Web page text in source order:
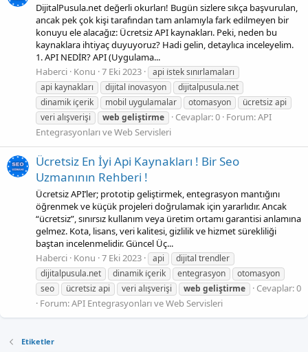
DijitalPusula.net değerli okurları! Bugün sizlere sıkça başvurulan,
ancak pek çok kişi tarafından tam anlamıyla fark edilmeyen bir
konuyu ele alacağız: Ücretsiz API kaynakları. Peki, neden bu
kaynaklara ihtiyaç duyuyoruz? Hadi gelin, detaylıca inceleyelim.
1. API NEDİR? API (Uygulama...
Haberci Konu 7 Eki 2023
api i̇stek sınırlamaları
api kaynakları
dijital i̇novasyon
dijitalpusula.net
dinamik i̇çerik
mobil uygulamalar otomasyon
ücretsiz api
veri alışverişi
web geliştirme Cevaplar: 0 Forum:API
Entegrasyonları ve Web Servisleri
Ücretsiz En İyi Api Kaynakları ! Bir Seo
Uzmanının Rehberi !
Ücretsiz API’ler; prototip geliştirmek, entegrasyon mantığını
öğrenmek ve küçük projeleri doğrulamak için yararlıdır. Ancak
“ücretsiz”, sınırsız kullanım veya üretim ortamı garantisi anlamına
gelmez. Kota, lisans, veri kalitesi, gizlilik ve hizmet sürekliliği
baştan incelenmelidir. Güncel Üç...
Haberci Konu 7 Eki 2023 api
dijital trendler
dijitalpusula.net
dinamik i̇çerik entegrasyon
otomasyon
seo
ücretsiz api veri alışverişi web geliştirme
Cevaplar: 0
Forum:API Entegrasyonları ve Web Servisleri
Etiketler